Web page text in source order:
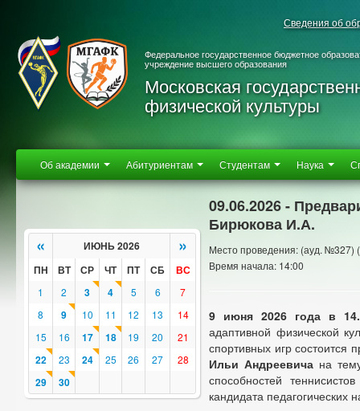
Сведения об
Федеральное государственное бюджетное
учреждение высшего образования
Московская
физической культуры
Об академии Абитуриентам Студентам Наука
« ИЮНЬ 2026 »
ПН ВТ СР ЧТ ПТ СБ ВС
1 2 3 4 5 6
7
8
9 10 11 12 13
14
15
16 17 18 19 20 21
22 23 24 25 26 27 28
29 30
09.06.2026 -
Бирюкова И.А.
Место проведения: (ауд. №327)
Время начала: 14:00
9 июня 2026 года в
адаптивной физической
спортивных игр состоится
Ильи Андреевича на
способностей
кандидата педагогических